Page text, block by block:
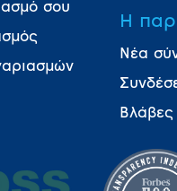
σου
Η
Νέα
Βλάβες